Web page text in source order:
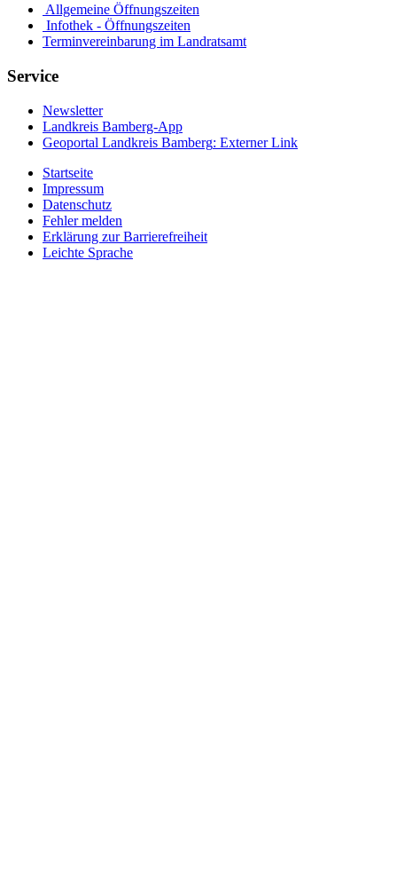
Allgemeine Öffnungszeiten
Infothek - Öffnungszeiten
Terminvereinbarung im Landratsamt
Service
Newsletter
Landkreis Bamberg-App
Geoportal Landkreis Bamberg: Externer Link
Startseite
Impressum
Datenschutz
Fehler melden
Erklärung zur Barrierefreiheit
Leichte Sprache